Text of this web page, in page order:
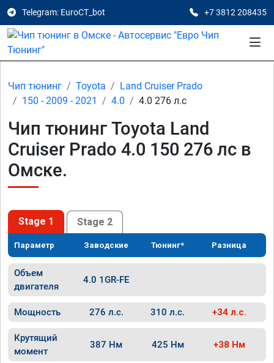
Telegram: EuroCT_bot +7 3812 208435
Чип тюнинг Toyota
Land Cruiser Prado
150 - 2009 - 2021
4.0 4.0 276 л.с
Чип тюнинг Toyota Land
Cruiser Prado 4.0 150 276 лс в
Омске.
Stage 1 Stage 2
Параметр Заводские Тюнинг* Разница
Объем
двигателя
4.0 1GR-FE
Мощность 276 л.с. 310 л.с. +34 л.с.
Крутящий
момент
387 Нм 425 Нм +38 Нм